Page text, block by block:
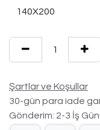
Şartlar ve Koşullar
30-gün para iade
Gönderim: 2-3 İş